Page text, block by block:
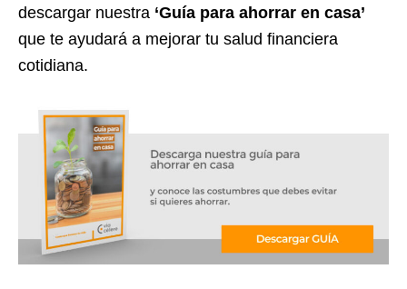
descargar nuestra ‘Guía para ahorrar en casa’
que te ayudará a mejorar tu salud financiera
cotidiana.